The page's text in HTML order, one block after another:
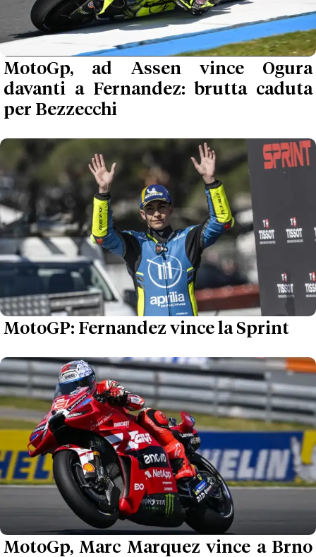
MotoGp, ad Assen vince Ogura
davanti a Fernandez: brutta caduta
per Bezzecchi
MotoGP: Fernandez vince la Sprint
MotoGp, Marc Marquez vince a Brno